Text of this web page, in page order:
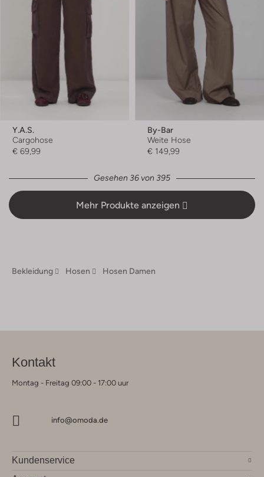
Y.a.s.
Cargohose
€ 69,99
By-Bar
Weite Hose
€ 149,99
Gesehen 36 von 395
Mehr Produkte anzeigen
Bekleidung Hosen Hosen Damen
Kontakt
Montag - Freitag 09:00 - 17:00 uur
info@omoda.de
Kundenservice